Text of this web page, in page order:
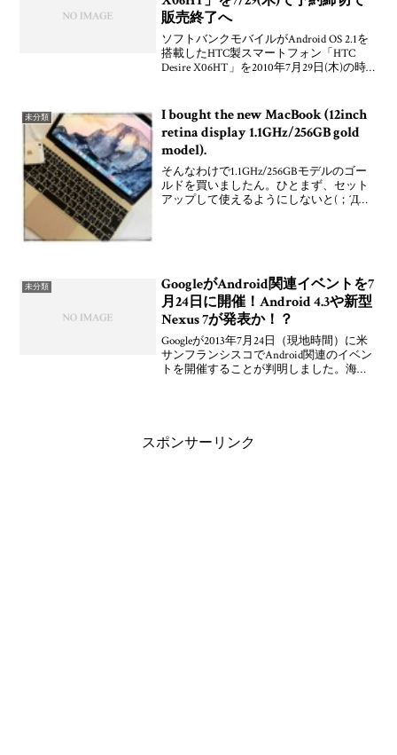
販売終了へ
ソフトバンクモバイルがAndroid OS 2.1を
搭載したHTC製スマートフォン「HTC
Desire X06HT」を2010年7月29日(木)の時
プなどで案内してい
未分類
I bought the new MacBook (12inch
retina display 1.1GHz/256GB gold
model).
そんなわけで1.1GHz/256GBモデルのゴー
ルドを買いましたん。ひとまず、セット
アップして使えるようにしないと(；´Д｀)
未分類
GoogleがAndroid関連イベントを7
月24日に開催！Android 4.3や新型
Nexus 7が発表か！？
Googleが2013年7月24日（現地時間）に米
サンフランシスコでAndroid関連のイベン
トを開催することが判明しました。海外
スポンサーリンク